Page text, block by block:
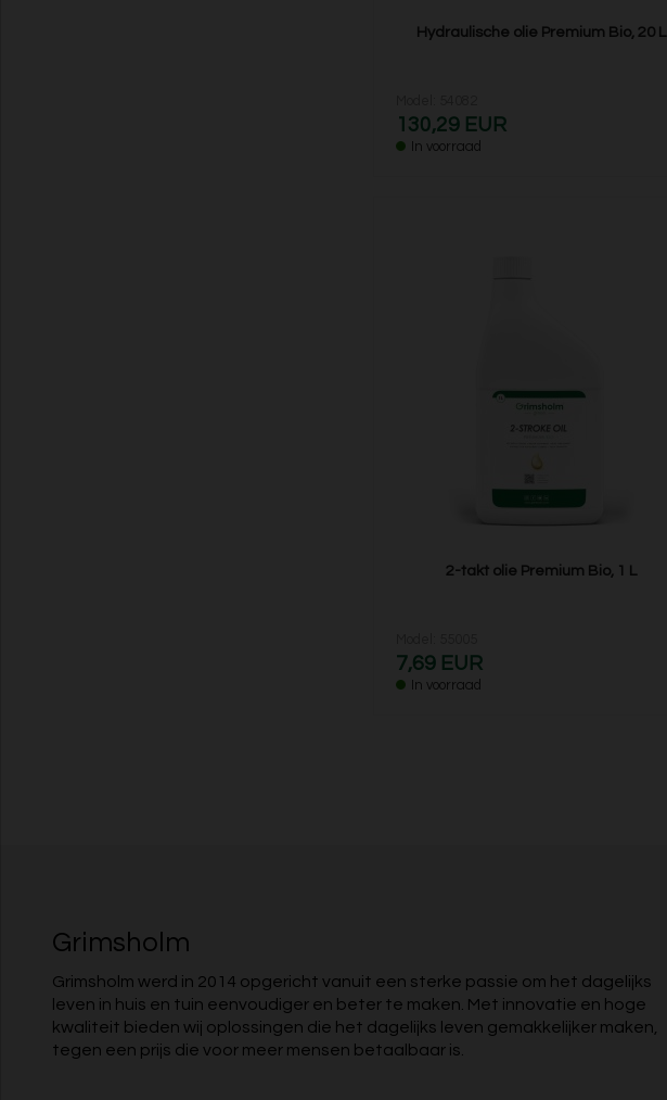
Hydraulische olie Premium Bio, 20 L
130,29 EUR
In voorraad
2-takt olie Premium Bio, 1 L
7,69 EUR
In voorraad
Grimsholm
Grimsholm werd in 2014 opgericht vanuit een sterke passie om het dagelijks
leven in huis en tuin eenvoudiger en beter te maken. Met innovatie en hoge
kwaliteit bieden wij oplossingen die het dagelijks leven gemakkelijker maken,
tegen een prijs die voor meer mensen betaalbaar is.